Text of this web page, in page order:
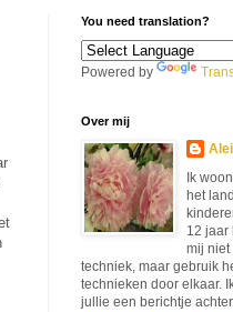
You need translation?
Powered by
Over mij
Ik
het
12 jaar
mij niet
techniek, maar gebruik
technieken door elkaar.
jullie een berichtje